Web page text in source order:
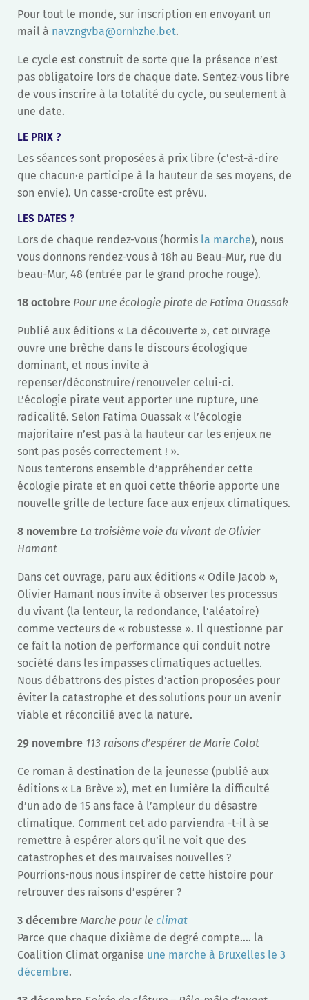
Pour tout le monde, sur inscription en envoyant un
mail à navzngvba@ornhzhe.bet.
Le cycle est construit de sorte que la présence n’est
pas obligatoire lors de chaque date. Sentez-vous libre
de vous inscrire à la totalité du cycle, ou seulement à
une date.
LE PRIX ?
Les séances sont proposées à prix libre (c’est-à-dire
que chacun·e participe à la hauteur de ses moyens, de
son envie). Un casse-croûte est prévu.
LES DATES ?
Lors de chaque rendez-vous (hormis la marche), nous
vous donnons rendez-vous à 18h au Beau-Mur, rue du
beau-Mur, 48 (entrée par le grand proche rouge).
18 octobre Pour une écologie pirate de Fatima Ouassak
Publié aux éditions « La découverte », cet ouvrage
ouvre une brèche dans le discours écologique
dominant, et nous invite à
repenser/déconstruire/renouveler celui-ci.
L’écologie pirate veut apporter une rupture, une
radicalité. Selon Fatima Ouassak « l’écologie
majoritaire n’est pas à la hauteur car les enjeux ne
sont pas posés correctement ! ».
Nous tenterons ensemble d’appréhender cette
écologie pirate et en quoi cette théorie apporte une
nouvelle grille de lecture face aux enjeux climatiques.
8 novembre La troisième voie du vivant de Olivier
Hamant
Dans cet ouvrage, paru aux éditions « Odile Jacob »,
Olivier Hamant nous invite à observer les processus
du vivant (la lenteur, la redondance, l’aléatoire)
comme vecteurs de « robustesse ». Il questionne par
ce fait la notion de performance qui conduit notre
société dans les impasses climatiques actuelles.
Nous débattrons des pistes d’action proposées pour
éviter la catastrophe et des solutions pour un avenir
viable et réconcilié avec la nature.
29 novembre 113 raisons d’espérer de Marie Colot
Ce roman à destination de la jeunesse (publié aux
éditions « La Brève »), met en lumière la difficulté
d’un ado de 15 ans face à l’ampleur du désastre
climatique. Comment cet ado parviendra -t-il à se
remettre à espérer alors qu’il ne voit que des
catastrophes et des mauvaises nouvelles ?
Pourrions-nous nous inspirer de cette histoire pour
retrouver des raisons d’espérer ?
3 décembre Marche pour le climat
Parce que chaque dixième de degré compte…. la
Coalition Climat organise une marche à Bruxelles le 3
décembre.